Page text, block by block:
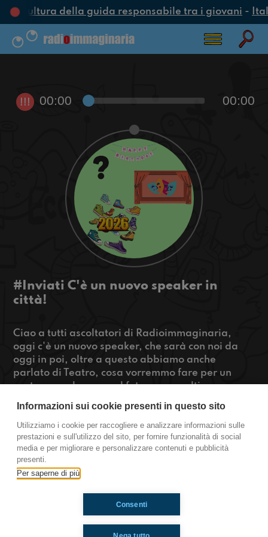
cultura della guida responsabile tra i giovani-
!!! 00:00 00:00
#Inviati C'è un nuovo speaker in
città!
Ciao a tutti ascoltatori di Radioimmaginaria,
oggi c'è un nuovo speaker, che sarà con noi da
oggi in poi, oltre a questo abbiamo anche
parlato di Teatro, cosa vorremmo fare per un
nostro compleanno nel futuro e per ultima cosa,
abbiamo da dire su tutto questo, non dovrete
fare altro che premere play!
https://www.radioimmaginaria.it
Inviati
Ti è piaciuto? Condividilo!
Informazioni sui cookie presenti in questo sito
Utilizziamo i cookie per raccogliere e analizzare informazioni sulle
prestazioni e sull'utilizzo del sito, per fornire funzionalità di social
media e per migliorare e personalizzare contenuti e pubblicità
presenti.
Per saperne di più
Consenti